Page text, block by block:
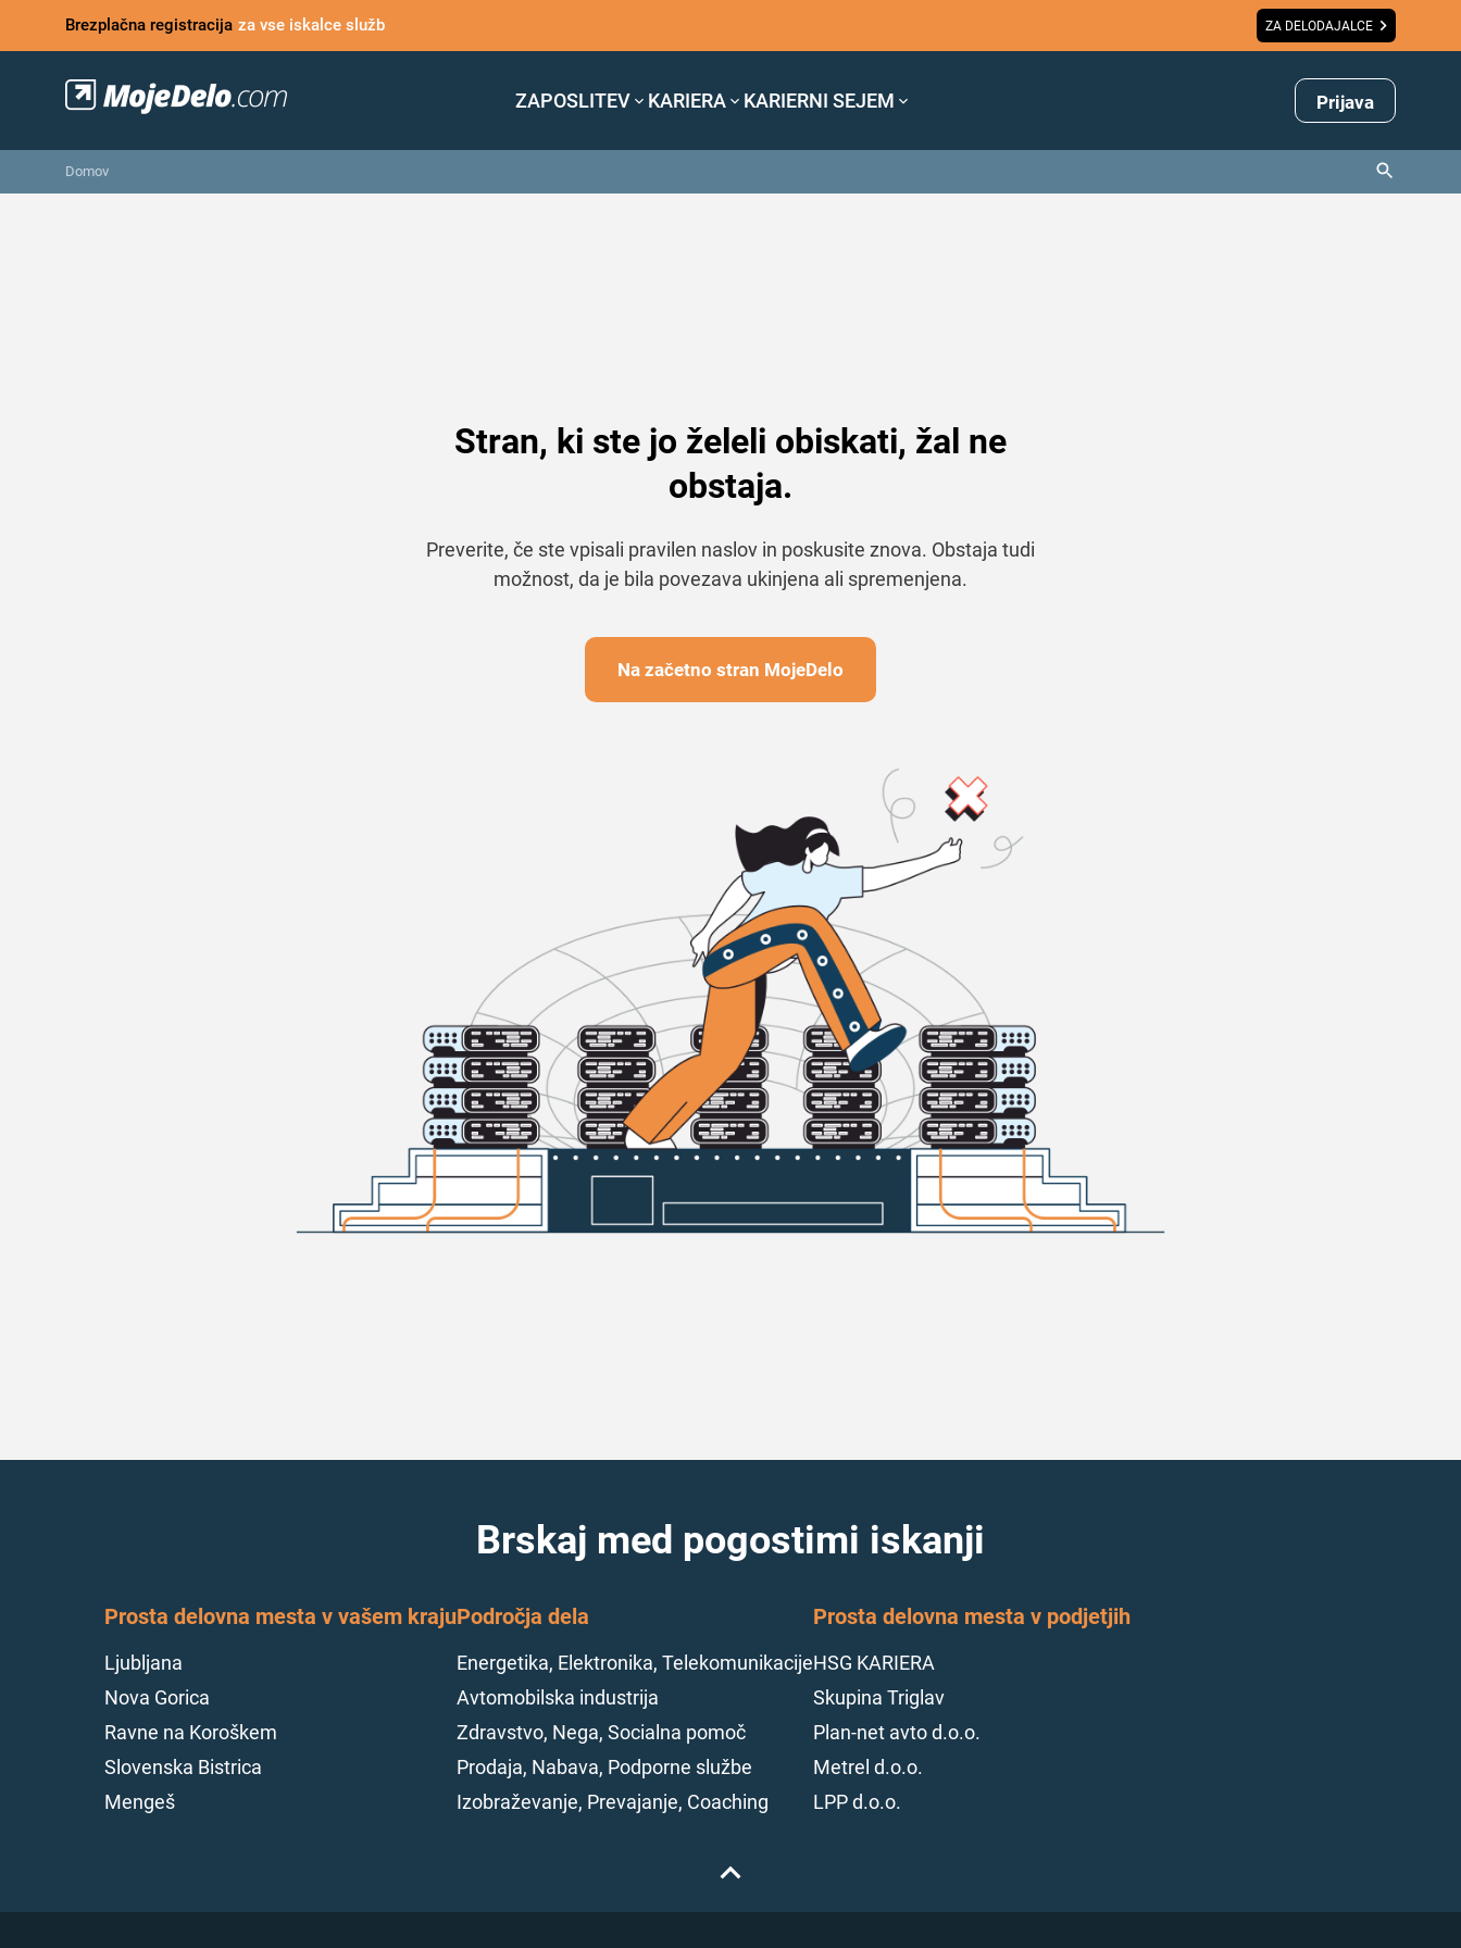
Brezplačna registracija za vse iskalce služb ZA DELODAJALCE
ZAPOSLITEV KARIERA KARIERNI SEJEM Prijava
Domov
Stran, ki ste jo želeli obiskati, žal ne
obstaja.
Preverite, če ste vpisali pravilen naslov in poskusite znova. Obstaja tudi
možnost, da je bila povezava ukinjena ali spremenjena.
Na začetno stran MojeDelo
Brskaj med pogostimi iskanji
Prosta delovna mesta v vašem kraju
Ljubljana
Nova Gorica
Ravne na Koroškem
Slovenska Bistrica
Mengeš
Področja dela
Energetika, Elektronika, Telekomunikacije
Avtomobilska industrija
Zdravstvo, Nega, Socialna pomoč
Prodaja, Nabava, Podporne službe
Izobraževanje, Prevajanje, Coaching
Prosta delovna mesta v podjetjih
HSG KARIERA
Skupina Triglav
Plan-net avto d.o.o.
Metrel d.o.o.
LPP d.o.o.